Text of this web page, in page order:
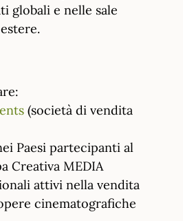
globali e nelle sale
(società di vendita
Paesi partecipanti al
Creativa MEDIA
attivi nella vendita
cinematografiche